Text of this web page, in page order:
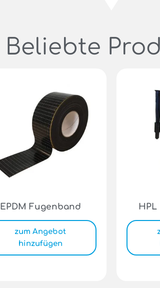
Beliebte
EPDM Fugenband
zum Angebot
hinzufügen